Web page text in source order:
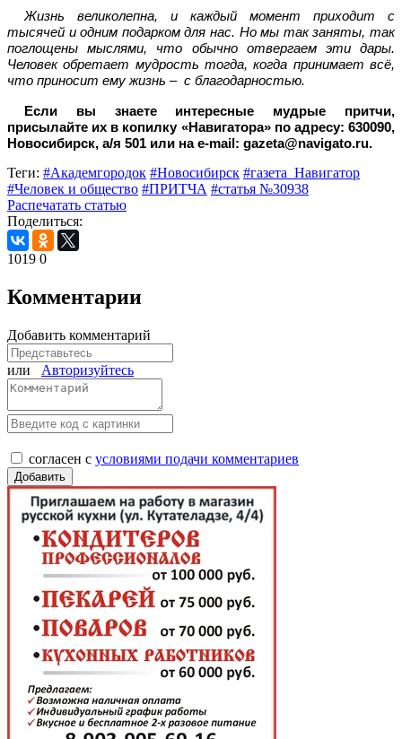
Жизнь великолепна, и каждый момент приходит с
тысячей и одним подарком для нас. Но мы так заняты, так
поглощены мыслями, что обычно отвергаем эти дары.
Человек обретает мудрость тогда, когда принимает всё,
что приносит ему жизнь – с благодарностью.
Если вы знаете интересные мудрые притчи,
присылайте их в копилку «Навигатора» по адресу: 630090,
Новосибирск, а/я 501 или наe-mail: gazeta@navigato.ru.
Теги: #Академгородок #Новосибирск #газета_Навигатор
#Человек и общество #ПРИТЧА #статья №30938
Распечатать статью
Поделиться:
1019 0
Комментарии
Добавить комментарий
или Авторизуйтесь
согласен с условиями подачи комментариев